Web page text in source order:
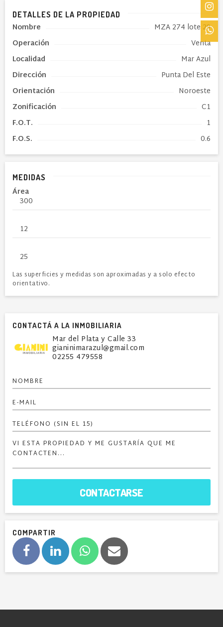
DETALLES DE LA PROPIEDAD
Nombre
MZA 274 lote 29
Operación
Venta
Localidad
Mar Azul
Dirección
Punta Del Este
Orientación
Noroeste
Zonificación
C1
F.O.T.
1
F.O.S.
0.6
MEDIDAS
Área
300
12
25
Las superficies y medidas son aproximadas y a solo efecto
orientativo.
CONTACTÁ A LA INMOBILIARIA
Mar del Plata y Calle 33
gianinimarazul@gmail.com
02255 479558
CONTACTARSE
COMPARTIR